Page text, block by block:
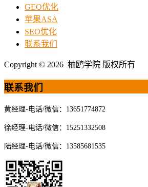
GEO优化
苹果ASA
SEO优化
联系我们
Copyright © 2026 柚鸥学院 版权所有
联系我们
黄经理-电话/微信：13651774872
徐经理-电话/微信：15251332508
陆经理-电话/微信：13585681535